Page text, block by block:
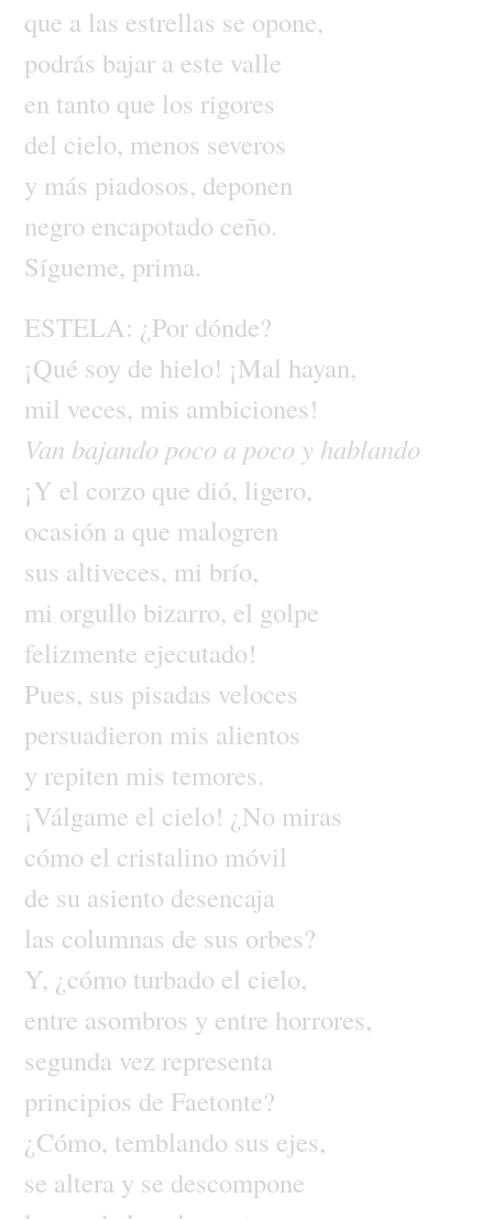
que a las estrellas se opone,
podrás bajar a este valle
en tanto que los rigores
del cielo, menos severos
y más piadosos, deponen
negro encapotado ceño.
Sígueme, prima.
ESTELA: ¿Por dónde?
¡Qué soy de hielo! ¡Mal hayan,
mil veces, mis ambiciones!
Van bajando poco a poco y hablando
¡Y el corzo que dió, ligero,
ocasión a que malogren
sus altiveces, mi brío,
mi orgullo bizarro, el golpe
felizmente ejecutado!
Pues, sus pisadas veloces
persuadieron mis alientos
y repiten mis temores.
¡Válgame el cielo! ¿No miras
cómo el cristalino móvil
de su asiento desencaja
las columnas de sus orbes?
Y, ¿cómo turbado el cielo,
entre asombros y entre horrores,
segunda vez representa
principios de Faetonte?
¿Cómo, temblando sus ejes,
se altera y se descompone